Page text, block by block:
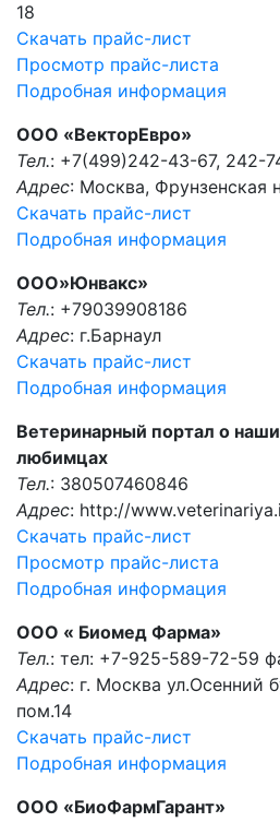
18
Скачать прайс-лист
Просмотр прайс-листа
Подробная информация
ООО «ВекторЕвро»
Тел.: +7(499)242-43-67, 242-
Адрес: Москва, Фрунзенская
Скачать прайс-лист
Подробная информация
ООО»Юнвакс»
Тел.: +79039908186
Адрес: г.Барнаул
Скачать прайс-лист
Подробная информация
Ветеринарный портал о
любимцах
Тел.: 380507460846
Адрес: http://
Скачать прайс-лист
Просмотр прайс-листа
Подробная информация
ООО « Биомед Фарма»
Тел.: тел: +7-925-589-72-59
Адрес: г. Москва ул.Осенний
пом.14
Скачать прайс-лист
Подробная информация
ООО «БиоФармГарант»